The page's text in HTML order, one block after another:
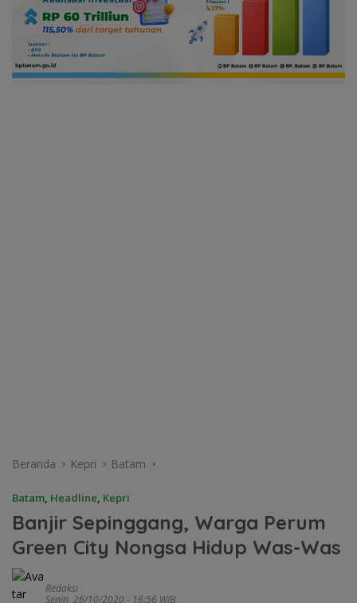
Beranda Kepri Batam
Batam, Headline, Kepri
Banjir Sepinggang, Warga Perum
Green City Nongsa Hidup Was-Was
Redaksi
Senin, 26/10/2020 - 16:56 WIB